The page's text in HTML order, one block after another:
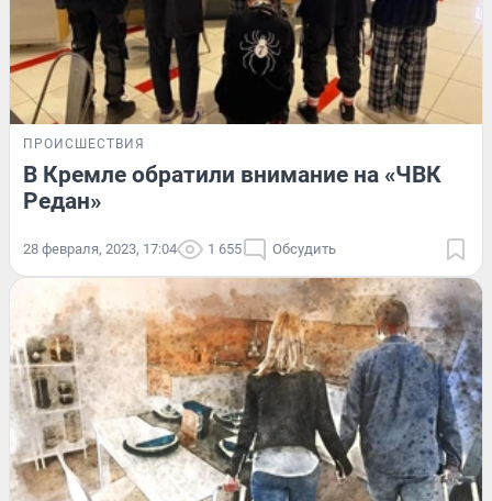
ПРОИСШЕСТВИЯ
В Кремле обратили внимание на «ЧВК
Редан»
28 февраля, 2023, 17:04 1 655 Обсудить